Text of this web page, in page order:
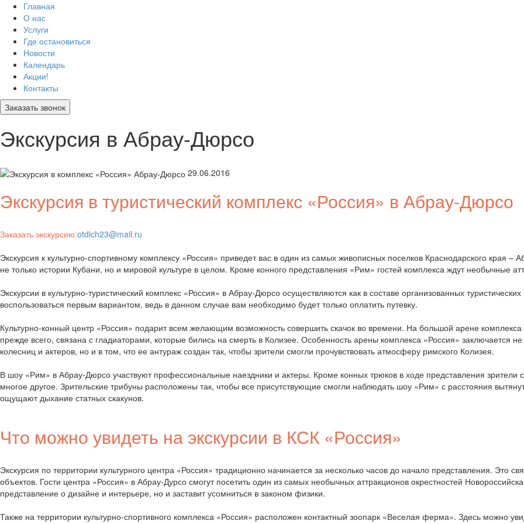
Главная
О нас
Услуги
Где остановиться
Новости
Календарь
Акции!
Контакты
Заказать звонок
Экскурсия в Абрау-Дюрсо
29.06.2016
Экскурсия в туристический комплекс «Россия» в Абрау-Дюрсо
Заказать экскурсию:otdich23@mail.ru
Экскурсия к культурно-спортивному комплексу «Россия» приведет вас в один из самых живописных поселков Краснодарского края
не только истории Кубани, но и мировой культуре в целом. Кроме конного представления «Рим» гостей комплекса ждут необычные
Экскурсии в культурно-туристический комплекс «Россия» в Абрау-Дюрсо осуществляются как в составе организованных
воспользоваться первым вариантом, ведь в данном случае вам необходимо будет только оплатить путевку.
Культурно-конный центр «Россия» подарит всем желающим возможность совершить скачок во времени. На большой арене
прежде всего, связана с гладиаторами, которые бились на смерть в Колизее. Особенность арены комплекса «Россия» заключается
колесниц и актеров, но и в том, что ее антураж создан так, чтобы зрители смогли прочувствовать атмосферу римского Колизея.
В шоу «Рим» в Абрау-Дюрсо участвуют профессиональные наездники и актеры. Кроме конных трюков в ходе представления зрители
многое другое. Зрительские трибуны расположены так, чтобы все присутствующие смогли наблюдать шоу «Рим» с расстояния
ощущают дыхание статных скакунов.
Что можно увидеть на экскурсии в КСК «Россия»
Экскурсия по территории культурного центра «Россия» традиционно начинается за несколько часов до начало представления. Это
объектов. Гости центра «Россия» в Абрау-Дурсо смогут посетить один из самых необычных аттракционов окрестностей
представление о дизайне и интерьере, но и заставит усомниться в законом физики.
Также на территории культурно-спортивного комплекса «Россия» расположен контактный зоопарк «Веселая ферма». Здесь можно